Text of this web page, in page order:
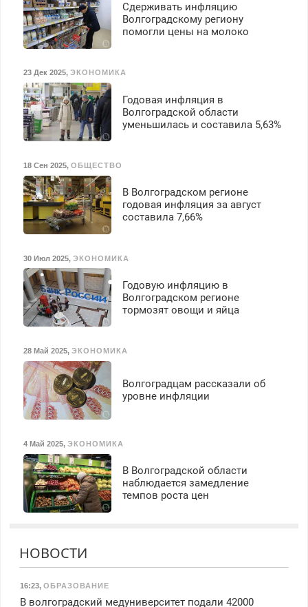
Сдерживать инфляцию
Волгоградскому региону
помогли цены на молоко
23 Дек 2025, ЭКОНОМИКА
Годовая инфляция в
Волгоградской области
уменьшилась и составила 5,63%
18 Сен 2025, ОБЩЕСТВО
В Волгоградском регионе
годовая инфляция за август
составила 7,66%
30 Июл 2025, ЭКОНОМИКА
Годовую инфляцию в
Волгоградском регионе
тормозят овощи и яйца
28 Май 2025, ЭКОНОМИКА
Волгоградцам рассказали об
уровне инфляции
4 Май 2025, ЭКОНОМИКА
В Волгоградской области
наблюдается замедление
темпов роста цен
НОВОСТИ
16:23, ОБРАЗОВАНИЕ
В волгоградский медуниверситет подали 42000